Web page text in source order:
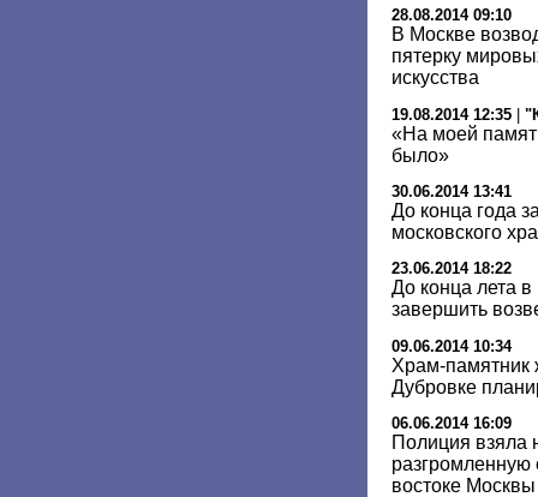
28.08.2014 09:10
В Москве
пятерку
искусства
19.08.2014 12:35 |
«На моей
было»
30.06.2014 13:41
До конца года
московского
23.06.2014 18:22
До конца лета
завершить
09.06.2014 10:34
Храм-памятник
Дубровке
06.06.2014 16:09
Полиция взяла
разгромленную
востоке Москвы